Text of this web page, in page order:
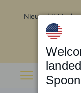
Nieuw bij